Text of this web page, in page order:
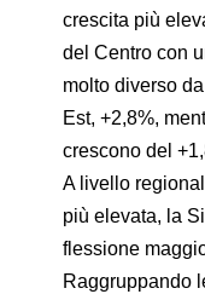
crescita più
del Centro con
molto diverso
Est, +2,8%,
crescono del
A livello
più elevata, la
flessione
Raggruppando